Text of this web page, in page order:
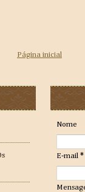
Página inicial
Nome
E-mail *